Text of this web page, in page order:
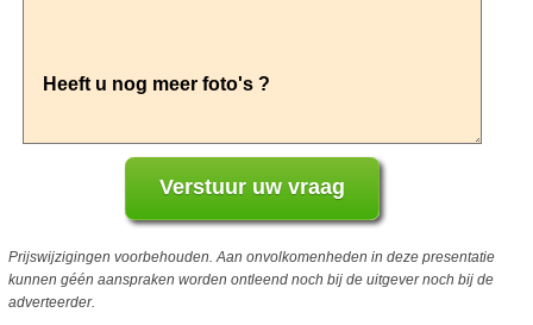
Prijswijzigingen voorbehouden. Aan onvolkomenheden in deze presentatie
kunnen géén aanspraken worden ontleend noch bij de uitgever noch bij de
adverteerder.